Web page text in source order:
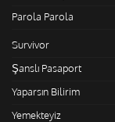
Parola Parola
Survivor
Şanslı Pasaport
Yaparsın Bilirim
Yemekteyiz